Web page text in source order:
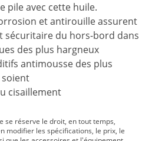
pile avec cette huile.
et antirouille assurent
sécuritaire du hors-bord dans
des plus hargneux
antimousse des plus
cisaillement
se réserve le droit, en tout temps,
modifier les spécifications, le prix, le